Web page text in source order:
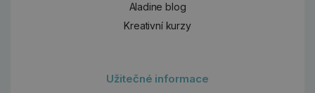
Aladine blog
Kreativní kurzy
Užitečné informace